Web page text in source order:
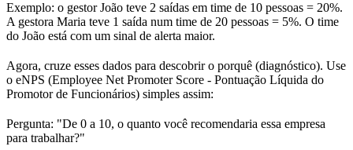
Exemplo: o gestor João teve 2 saídas em time de 10 pessoas = 20%.
A gestora Maria teve 1 saída num time de 20 pessoas = 5%. O time
do João está com um sinal de alerta maior.
Agora, cruze esses dados para descobrir o porquê (diagnóstico). Use
o eNPS (Employee Net Promoter Score - Pontuação Líquida do
Promotor de Funcionários) simples assim:
Pergunta: "De 0 a 10, o quanto você recomendaria essa empresa
para trabalhar?"